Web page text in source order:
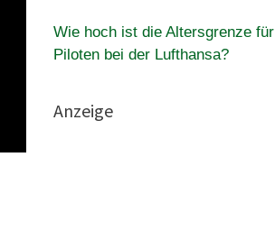
Wie hoch ist die Altersgrenze für
Piloten bei der Lufthansa?
Anzeige